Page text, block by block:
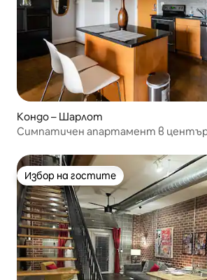
Кондо – Шарлот
Симпатичен апартамент в
Избор на гостите
Избор на гостите